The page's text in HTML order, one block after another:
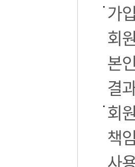
가
회
본
결
회
책